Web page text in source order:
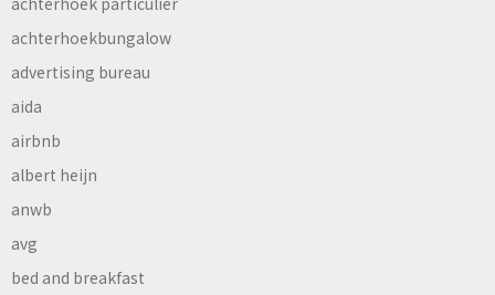
achterhoekbungalow
advertising bureau
aida
airbnb
albert heijn
anwb
avg
bed and breakfast